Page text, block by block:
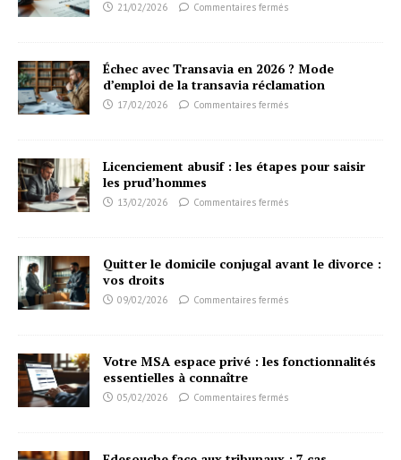
21/02/2026 Commentaires fermés
Échec avec Transavia en 2026 ? Mode
d’emploi de la transavia réclamation
17/02/2026 Commentaires fermés
Licenciement abusif : les étapes pour saisir
les prud’hommes
13/02/2026 Commentaires fermés
Quitter le domicile conjugal avant le divorce :
vos droits
09/02/2026 Commentaires fermés
Votre MSA espace privé : les fonctionnalités
essentielles à connaître
05/02/2026 Commentaires fermés